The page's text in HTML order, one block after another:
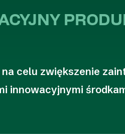
na celu zwiększenie
innowacyjnymi